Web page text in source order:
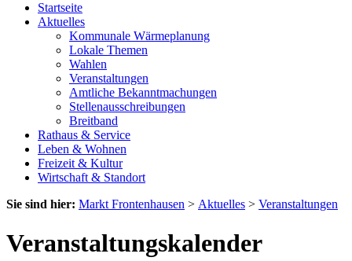
Startseite
Aktuelles
Kommunale Wärmeplanung
Lokale Themen
Wahlen
Veranstaltungen
Amtliche Bekanntmachungen
Stellenausschreibungen
Breitband
Rathaus & Service
Leben & Wohnen
Freizeit & Kultur
Wirtschaft & Standort
Sie sind hier: Markt Frontenhausen > Aktuelles > Veranstaltungen
Veranstaltungskalender